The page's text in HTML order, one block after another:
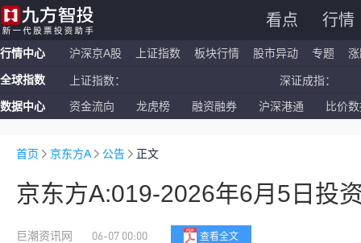
看点 行情
行情中心 沪深京A股 上证指数 板块行情 股市异动 专题
全球指数 上证指数： 深证成指：
恒生指数： 国企指数：
数据中心 资金流向 龙虎榜 融资融券 沪深港通 比价
首页 京东方A 公告 正文
京东方A:019-2026年6月5日投
巨潮资讯网 06-07 00:00 查看全文